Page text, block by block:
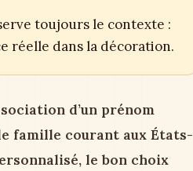
toujours le contexte :
réelle dans la décoration.
d’un prénom
famille courant aux États-
le bon choix